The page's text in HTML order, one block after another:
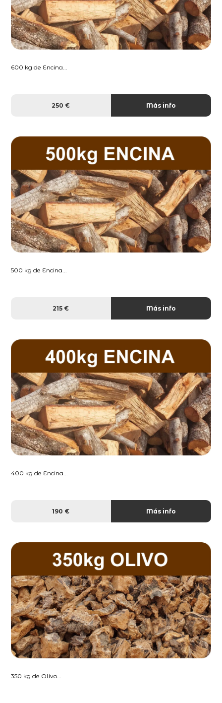
600 kg de Encina...
250 € Más info
500 kg de Encina...
215 € Más info
400 kg de Encina...
190 € Más info
350 kg de Olivo...